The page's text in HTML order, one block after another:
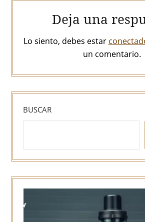
Deja una
Lo siento, debes estar
un comentario.
BUSCAR